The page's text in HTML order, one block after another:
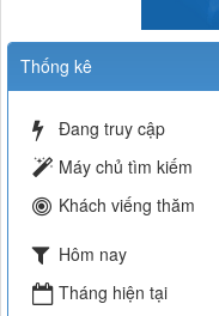
Thống kê
Đang truy cập
Máy chủ tìm kiếm
Khách viếng thăm
Hôm nay
Tháng hiện tại